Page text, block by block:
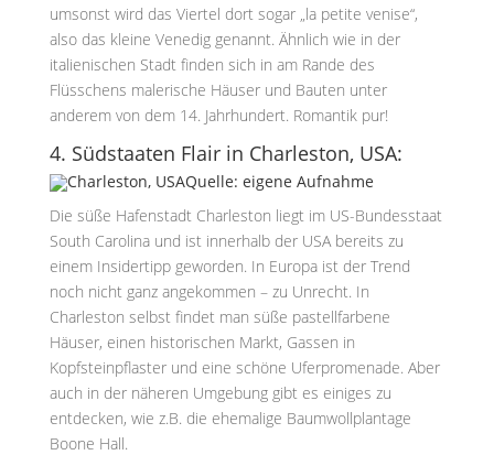
umsonst wird das Viertel dort sogar „la petite venise“,
also das kleine Venedig genannt. Ähnlich wie in der
italienischen Stadt finden sich in am Rande des
Flüsschens malerische Häuser und Bauten unter
anderem von dem 14. Jahrhundert. Romantik pur!
4. Südstaaten Flair in Charleston, USA:
Quelle: eigene Aufnahme
Die süße Hafenstadt Charleston liegt im US-Bundesstaat
South Carolina und ist innerhalb der USA bereits zu
einem Insidertipp geworden. In Europa ist der Trend
noch nicht ganz angekommen – zu Unrecht. In
Charleston selbst findet man süße pastellfarbene
Häuser, einen historischen Markt, Gassen in
Kopfsteinpflaster und eine schöne Uferpromenade. Aber
auch in der näheren Umgebung gibt es einiges zu
entdecken, wie z.B. die ehemalige Baumwollplantage
Boone Hall.